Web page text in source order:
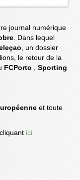
journal numérique
. Dans lequel
, un dossier
le retour de la
FCPorto ,Sporting
et toute
ici